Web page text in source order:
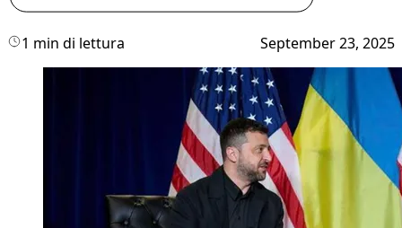
1 min di lettura September 23, 2025